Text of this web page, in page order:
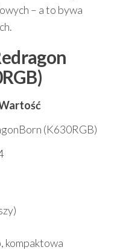
– a to bywa
(K630RGB)
kompaktowa